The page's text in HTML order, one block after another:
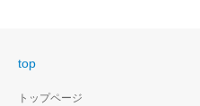
top
トップページ